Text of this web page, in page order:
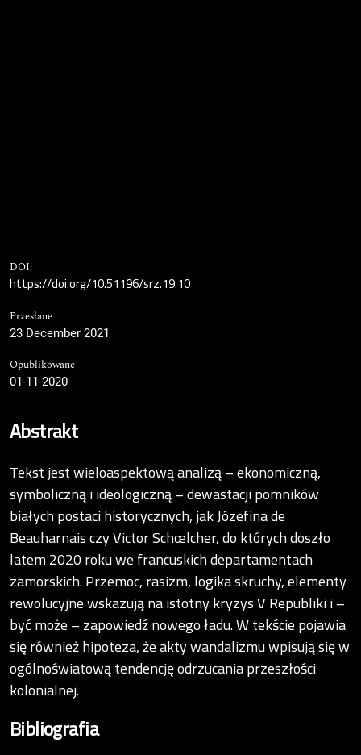
DOI:
https://doi.org/10.51196/srz.19.10
Przesłane
23 December 2021
Opublikowane
01-11-2020
Abstrakt
Tekst jest wieloaspektową analizą – ekonomiczną,
symboliczną i ideologiczną – dewastacji pomników
białych postaci historycznych, jak Józefina de
Beauharnais czy Victor Schœlcher, do których doszło
latem 2020 roku we francuskich departamentach
zamorskich. Przemoc, rasizm, logika skruchy, elementy
rewolucyjne wskazują na istotny kryzys V Republiki i –
być może – zapowiedź nowego ładu. W tekście pojawia
się również hipoteza, że akty wandalizmu wpisują się w
ogólnoświatową tendencję odrzucania przeszłości
kolonialnej.
Bibliografia